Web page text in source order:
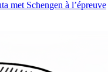
met Schengen à l’épreuve